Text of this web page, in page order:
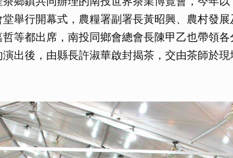
舉行開幕式，農糧署副署長黃昭興、農村發
等都出席，南投同鄉會總會長陳甲乙也帶領各
出後，由縣長許淑華啟封揭茶，交由茶師於